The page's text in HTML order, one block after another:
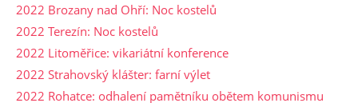
2022 Brozany nad Ohří: Noc kostelů
2022 Terezín: Noc kostelů
2022 Litoměřice: vikariátní konference
2022 Strahovský klášter: farní výlet
2022 Rohatce: odhalení pamětníku obětem komunismu